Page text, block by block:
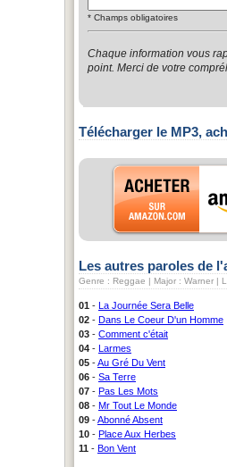
* Champs obligatoires
Chaque information vous
point. Merci de votre
Télécharger le MP3,
Les autres paroles de
Genre : Reggae | Major : Warner |
01 - La Journée Sera Belle
02 - Dans Le Coeur D'un Homme
03 - Comment c'était
04 - Larmes
05 -Au Gré Du Vent
06 - Sa Terre
07 - Pas Les Mots
08 - Mr Tout Le Monde
09 -Abonné Absent
10 - Place Aux Herbes
11 - Bon Vent